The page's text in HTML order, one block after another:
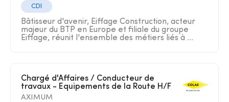
CDI
Bâtisseur d'avenir, Eiffage Construction, acteur
majeur du BTP en Europe et filiale du groupe
Eiffage, réunit l'ensemble des métiers liés à ...
Chargé d'Affaires / Conducteur de
travaux - Equipements de la Route H/F
AXIMUM